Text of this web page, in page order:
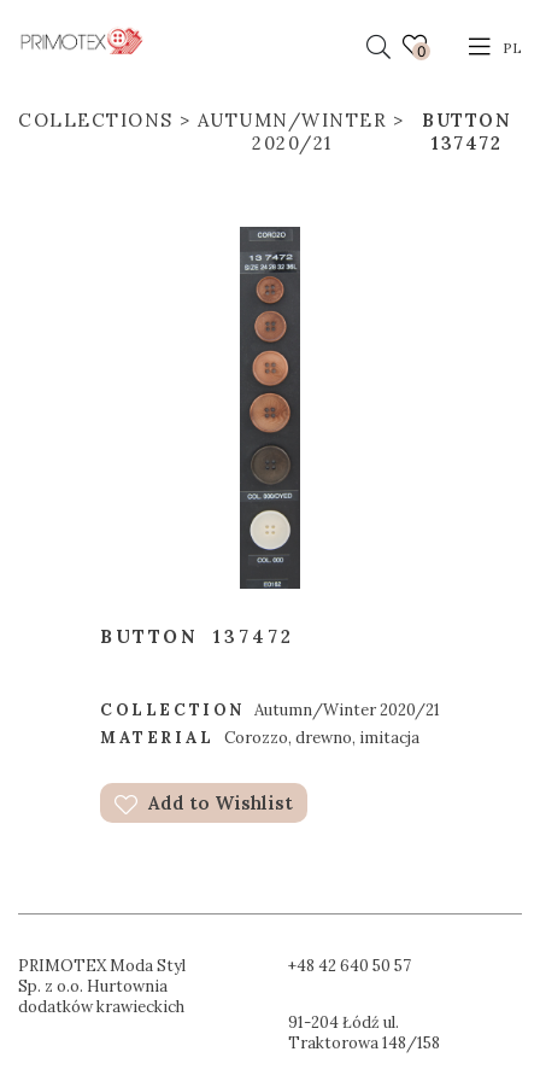
0 PL
COLLECTIONS
AUTUMN/WINTER
2020/21
BUTTON
137472
BUTTON 137472
COLLECTION
Autumn/Winter 2020/21
MATERIAL
Corozzo, drewno, imitacja
Add to Wishlist
PRIMOTEX Moda Styl
Sp. z o.o. Hurtownia
dodatków krawieckich
+48 42 640 50 57
91-204 Łódź ul.
Traktorowa 148/158